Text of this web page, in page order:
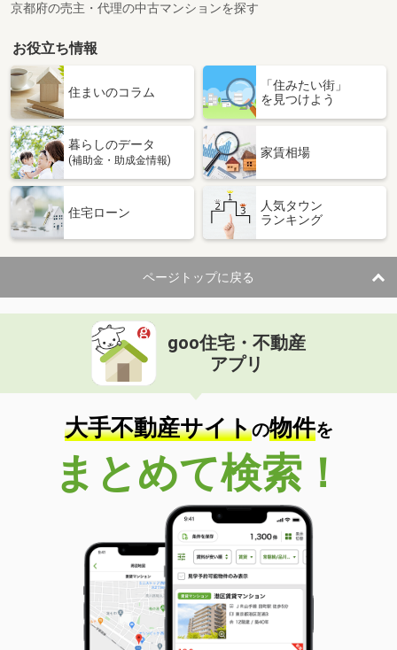
間取り
4LDK
京都府京都市伏見区風呂屋町
価 格
2,380万円
京都府京都市伏見区風呂屋町
専有面積 48.53m²
間取り
京都府京都市下京区夷馬場町
1,580万円
住 所
京都府京都市下京区夷馬場町
専有面積 49.68m²
間取り
1LDK
京都府京都市南区東九条西河辺町
価 格
2,890万円
住 所
京都府京都市南区東九条西河辺町
専有面積 69m²
間取り
3LDK
京都府京都市中京区金吹町両替町通二条下る
価 格
1億850万円
京都府京都市中京区金吹町両替町通二
条下る
専有面積 94.53m²
間取り
3LDK
京都府京都市南区吉祥院三ノ宮町
価 格
4,900万円
京都府の売主・代理の中古マンションを探す
お役立ち情報
住まいのコラム
「住みたい街」
を見つけよう
暮らしのデータ
(補助金・助成金情報)
家賃相場
住宅ローン
人気タウン
ランキング
ページトップに戻る
goo住宅・不動産
アプリ
大手不動産サイトの物件を
まとめて検索！